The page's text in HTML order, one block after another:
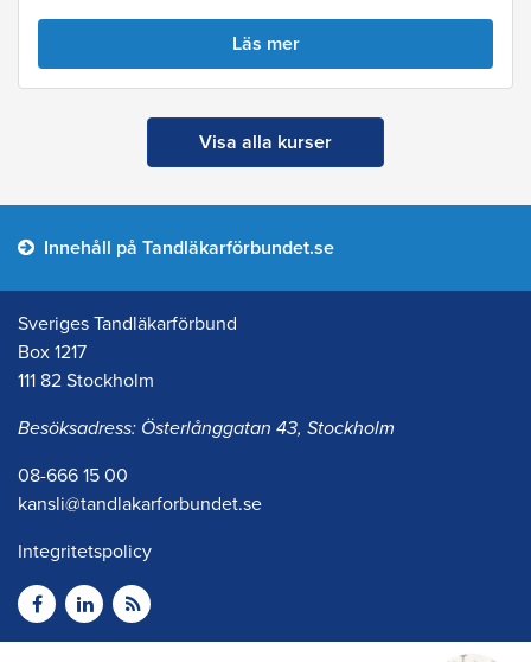
Läs mer
Visa alla kurser
Innehåll på Tandläkarförbundet.se
Sveriges Tandläkarförbund
Box 1217
111 82 Stockholm
Besöksadress: Österlånggatan 43, Stockholm
08-666 15 00
kansli@tandlakarforbundet.se
Integritetspolicy